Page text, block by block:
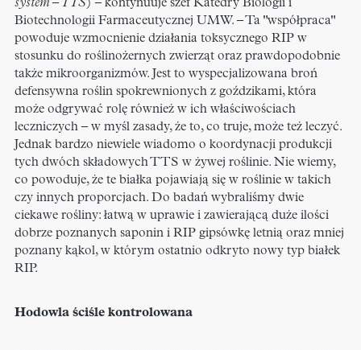
system – TTS) – kontynuuje szef Katedry Biologii i
Biotechnologii Farmaceutycznej UMW. – Ta "współpraca"
powoduje wzmocnienie działania toksycznego RIP w
stosunku do roślinożernych zwierząt oraz prawdopodobnie
także mikroorganizmów. Jest to wyspecjalizowana broń
defensywna roślin spokrewnionych z goździkami, która
może odgrywać rolę również w ich właściwościach
leczniczych – w myśl zasady, że to, co truje, może też leczyć.
Jednak bardzo niewiele wiadomo o koordynacji produkcji
tych dwóch składowych TTS w żywej roślinie. Nie wiemy,
co powoduje, że te białka pojawiają się w roślinie w takich
czy innych proporcjach. Do badań wybraliśmy dwie
ciekawe rośliny: łatwą w uprawie i zawierającą duże ilości
dobrze poznanych saponin i RIP gipsówkę letnią oraz mniej
poznany kąkol, w którym ostatnio odkryto nowy typ białek
RIP.
Hodowla ściśle kontrolowana